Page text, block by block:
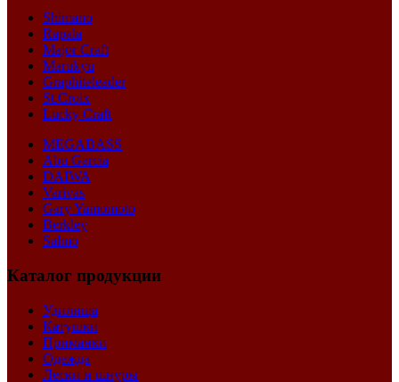
Shimano
Rapala
Major Craft
Marukyu
Graphiteleader
St.Croix
Lucky Craft
MEGABASS
Abu Garcia
DAIWA
Varivas
Gary Yamomoto
Berkley
Salmo
Каталог продукции
Удилища
Катушки
Приманки
Одежда
Лески и шнуры